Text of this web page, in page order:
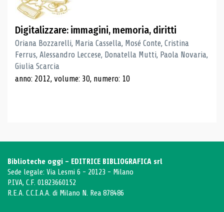
Digitalizzare: immagini, memoria, diritti
Oriana Bozzarelli, Maria Cassella, Mosé Conte, Cristina
Ferrus, Alessandro Leccese, Donatella Mutti, Paola Novaria,
Giulia Scarcia
anno: 2012, volume: 30, numero: 10
Biblioteche oggi - EDITRICE BIBLIOGRAFICA srl
Sede legale: Via Lesmi 6 - 20123 - Milano
P.IVA, C.F. 01823660152
R.E.A. C.C.I.A.A. di Milano N. Rea 878486